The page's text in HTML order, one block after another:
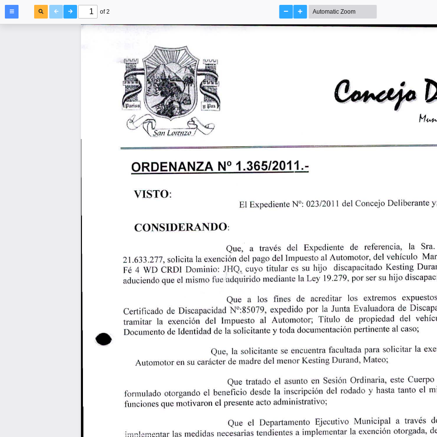
of 2
ORDENANZA N° 1.365/2011.-
VISTO:
El Expediente N°: 023/2011 del Concejo Deliberante
CONSIDERANDO
Que tratado el asunto
Que. la solicitante se encuentra facultada para solicitar la
Automotor en su caracter de madre del nienor Kesting Durand, Mateo;
Que tratado el asunto en Sesion Ordinaria, este Cuerpo
formulado otorgando el beneficio desde la inscription del rodado y hasta tanto el
funciones que motivaron el presente acto administrative;
Que, a traves del Expediente de referencia, la
Sra.
21.633.277, solicita la exencion del pago del Impuesto al Automotor, del vehiculo
Fe 4 WD CRD1 Dominio: JHQ. cuyo titular cs su hijo discapacitado Kesting
aduciendo que el mismo fue adquirido mediante la Ley 19.279, por ser su hijo
Que a los fines de acreditar los extremos
Certificado de Discapacidad N°:85079, expedido por la Junta Evaluadora de
tramitar la exencion del Impuesto al Automotor; Titulo de propiedad del
Documento de Identidad de la solicitante y toda documentation pertinente al caso;
Que el Departamento Ejecutivo Municipal a traves
implementar las medidas necesarias tendientes a implementar la exencion otorgada,